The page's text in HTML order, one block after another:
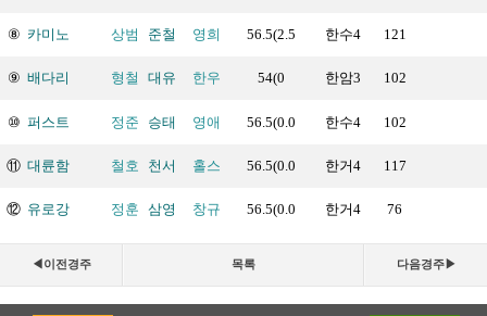
⑧ 카미노 상범 준철 영희 56.5(2.5 한수4 121
⑨ 배다리 형철 대유 한우 54(0 한암3 102
⑩ 퍼스트 정준 승태 영애 56.5(0.0 한수4 102
⑪ 대륜함 철호 천서 홀스 56.5(0.0 한거4 117
⑫ 유로강 정훈 삼영 창규 56.5(0.0 한거4 76
◀이전경주 목록 다음경주▶